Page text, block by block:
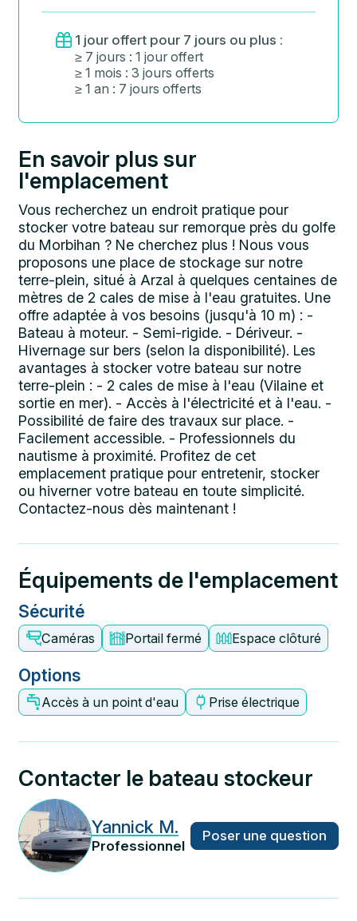
En savoir plus sur
l'emplacement
Vous recherchez un endroit pratique pour
stocker votre bateau sur remorque près du golfe
du Morbihan ? Ne cherchez plus ! Nous vous
proposons une place de stockage sur notre
terre-plein, situé à Arzal à quelques centaines de
mètres de 2 cales de mise à l'eau gratuites. Une
offre adaptée à vos besoins (jusqu'à 10 m) : -
Bateau à moteur. - Semi-rigide. - Dériveur. -
Hivernage sur bers (selon la disponibilité). Les
avantages à stocker votre bateau sur notre
terre-plein : - 2 cales de mise à l'eau (Vilaine et
sortie en mer). - Accès à l'électricité et à l'eau. -
Possibilité de faire des travaux sur place. -
Facilement accessible. - Professionnels du
nautisme à proximité. Profitez de cet
emplacement pratique pour entretenir, stocker
ou hiverner votre bateau en toute simplicité.
Contactez-nous dès maintenant !
Équipements de l'emplacement
Sécurité
Caméras Portail fermé Espace clôturé
Options
Accès à un point d'eau Prise électrique
Contacter le bateau stockeur
Yannick M.
Professionnel
Poser une question
1 jour offert pour 7 jours ou plus :
≥ 7 jours : 1 jour offert
≥ 1 mois : 3 jours offerts
≥ 1 an : 7 jours offerts